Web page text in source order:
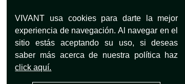
VIVANT usa cookies para darte la mejor
experiencia de navegación. Al navegar en el
sitio estás aceptando su uso, si deseas
saber más acerca de nuestra política haz
click aquí.
Encuentra tu tienda
Preguntas frecuentes
Otras solicitudes
Consultar estado PQRS